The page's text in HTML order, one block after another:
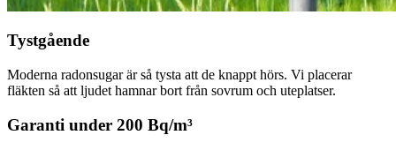
Tystgående
Moderna radonsugar är så tysta att de knappt hörs. Vi placerar
fläkten så att ljudet hamnar bort från sovrum och uteplatser.
Garanti under 200 Bq/m³